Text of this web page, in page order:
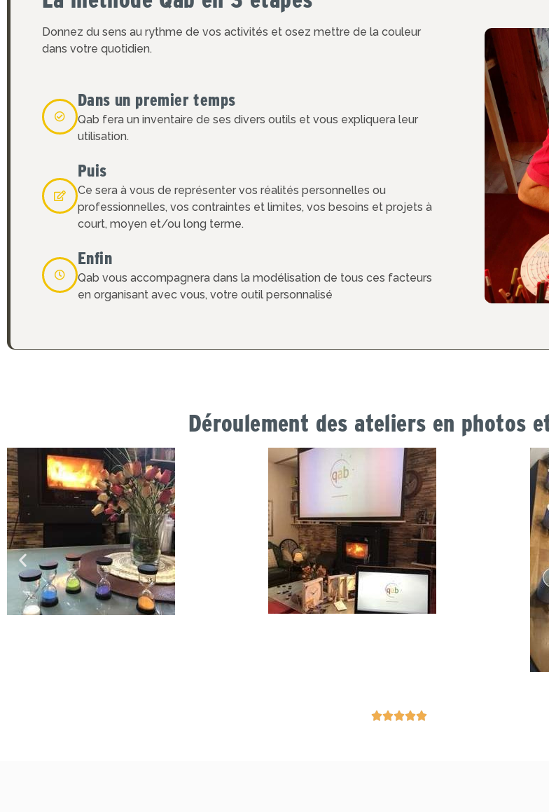
Donnez du sens au rythme de vos activités et osez mettre de la couleur
dans votre quotidien.
Dans un premier temps
Qab fera un inventaire de ses divers outils et vous expliquera leur
utilisation.
Puis
Ce sera à vous de représenter vos réalités personnelles ou
professionnelles, vos contraintes et limites, vos besoins et projets à
court, moyen et/ou long terme.
Enfin
Qab vous accompagnera dans la modélisation de tous ces facteurs
en organisant avec vous, votre outil personnalisé
Déroulement des ateliers en photos
